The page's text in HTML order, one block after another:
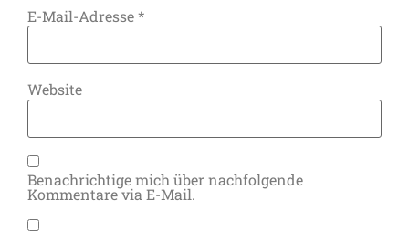
E-Mail-Adresse*
Website
Benachrichtige mich über nachfolgende
Kommentare via E-Mail.